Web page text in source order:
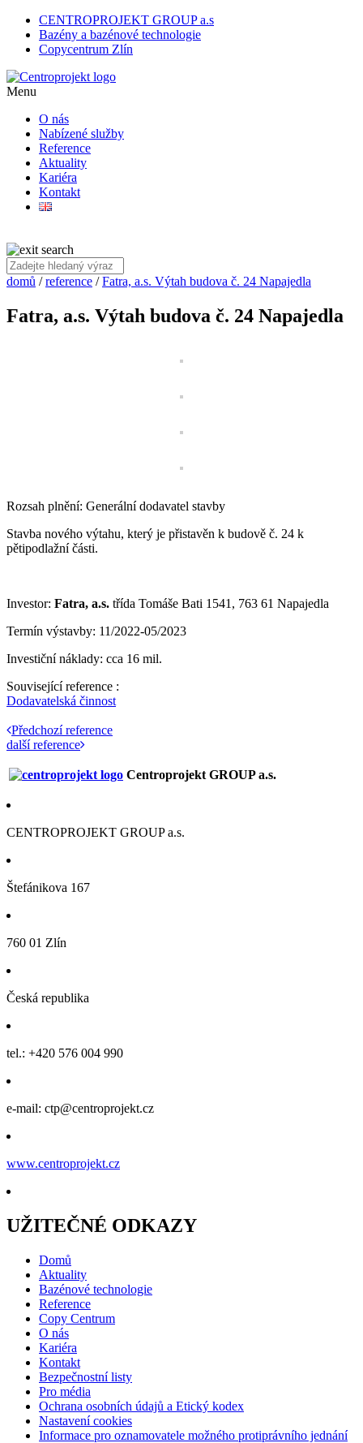
CENTROPROJEKT GROUP a.s
Bazény a bazénové technologie
Copycentrum Zlín
Menu
O nás
Nabízené služby
Reference
Aktuality
Kariéra
Kontakt
domů /reference /Fatra, a.s. Výtah budova č. 24 Napajedla
Fatra, a.s. Výtah budova č. 24 Napajedla
Rozsah plnění: Generální dodavatel stavby
Stavba nového výtahu, který je přistavěn k budově č. 24 k
pětipodlažní části.
Investor: Fatra, a.s. třída Tomáše Bati 1541, 763 61 Napajedla
Termín výstavby: 11/2022-05/2023
Investiční náklady: cca 16 mil.
Související reference :
Dodavatelská činnost
Předchozí reference
další reference
Centroprojekt GROUP a.s.
CENTROPROJEKT GROUP a.s.
Štefánikova 167
760 01 Zlín
Česká republika
tel.: +420 576 004 990
e-mail: ctp@centroprojekt.cz
www.centroprojekt.cz
UŽITEČNÉ ODKAZY
Domů
Aktuality
Bazénové technologie
Reference
Copy Centrum
O nás
Kariéra
Kontakt
Bezpečnostní listy
Pro média
Ochrana osobních údajů a Etický kodex
Nastavení cookies
Informace pro oznamovatele možného protiprávního jednání